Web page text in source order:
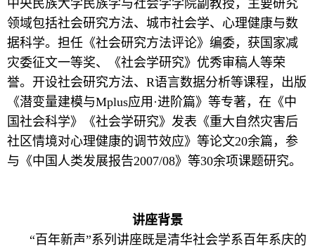
中央民族大学民族学与社会学学院副教授，主要研究
领域包括社会研究方法、城市社会学、心理健康与数
据科学。担任《社会研究方法评论》编委，获国家减
灾委征文一等奖、《社会学研究》优秀审稿人等荣
誉。开设社会研究方法、R语言数据分析等课程，出版
《潜变量建模与Mplus应用·进阶篇》等专著，在《中
国社会科学》《社会学研究》发表《重大自然灾害后
社区情境对心理健康的调节效应》等论文20余篇，参
与《中国人类发展报告2007/08》等30余项课题研究。
讲座背景
“百年新声”系列讲座既是清华社会学系百年系庆的